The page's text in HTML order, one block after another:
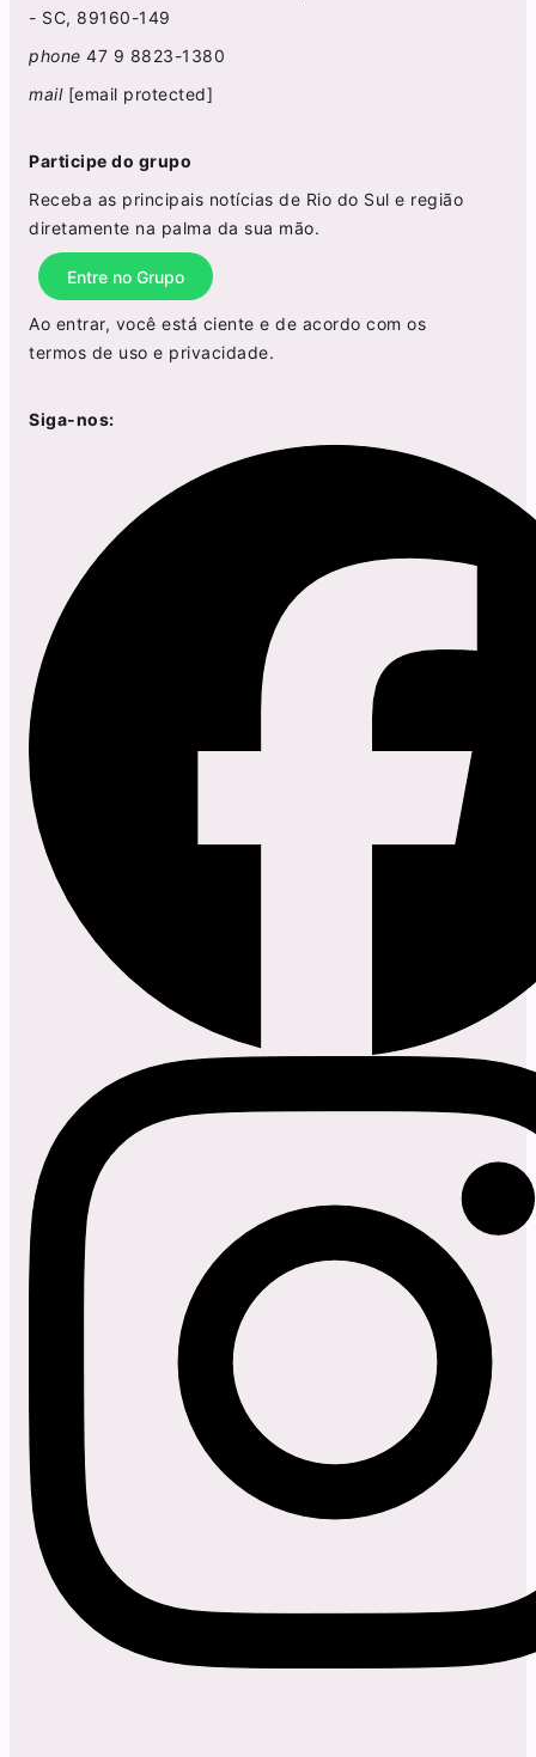
- SC, 89160-149
phone 47 9 8823-1380
mail [email protected]
Participe do grupo
Receba as principais notícias de Rio do Sul e região
diretamente na palma da sua mão.
Entre no Grupo
Ao entrar, você está ciente e de acordo com os
termos de uso e privacidade.
Siga-nos: